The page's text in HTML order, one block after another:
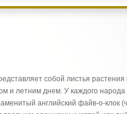
собой листья
и летним днем. У каждого
английский файв-о-клок